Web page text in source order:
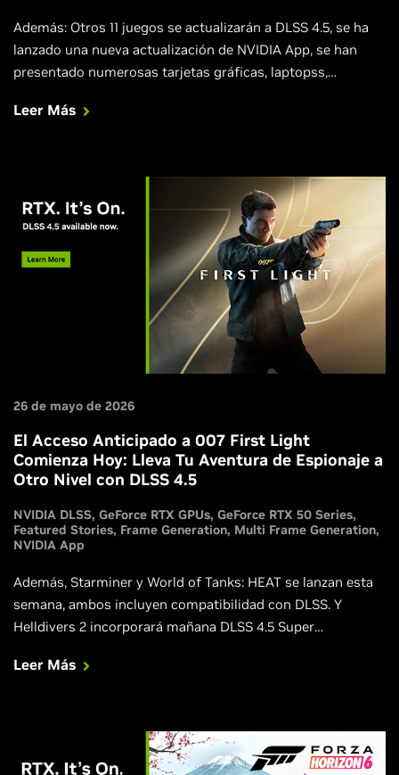
Además: Otros 11 juegos se actualizarán a DLSS 4.5, se ha
lanzado una nueva actualización de NVIDIA App, se han
presentado numerosas tarjetas gráficas, laptopss,
los agentes de IA locales ahora son más rápidos,
Leer Más
26 de mayo de 2026
El Acceso Anticipado a 007 First Light
Comienza Hoy: Lleva Tu Aventura de Espionaje a
Otro Nivel con DLSS 4.5
NVIDIA DLSS GeForce RTX GPUs GeForce RTX 50 Series
Featured Stories Frame Generation Multi Frame Generation
NVIDIA App
Además, Starminer y World of Tanks: HEAT se lanzan esta
semana, ambos incluyen compatibilidad con DLSS. Y
Helldivers 2 incorporará mañana DLSS 4.5 Super
Leer Más